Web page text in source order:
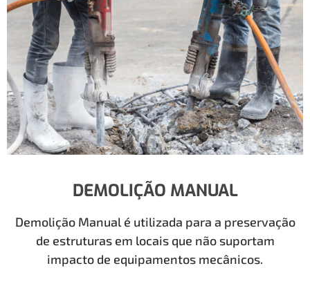
DEMOLIÇÃO MANUAL
Demolição Manual é utilizada para a preservação
de estruturas em locais que não suportam
impacto de equipamentos mecânicos.